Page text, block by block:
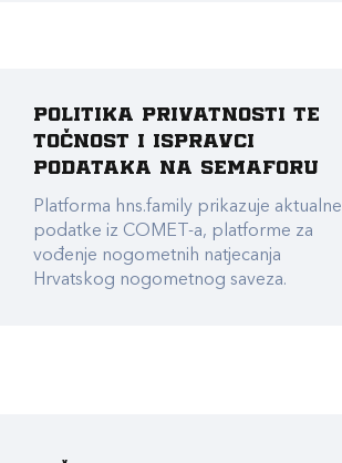
Politika privatnosti te
točnost i ispravci
podataka na Semaforu
Platforma hns.family prikazuje aktualne
podatke iz COMET-a, platforme za
vođenje nogometnih natjecanja
Hrvatskog nogometnog saveza.